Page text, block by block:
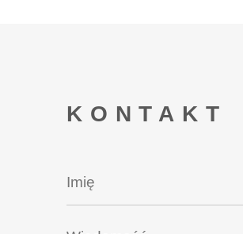
KONTAKT